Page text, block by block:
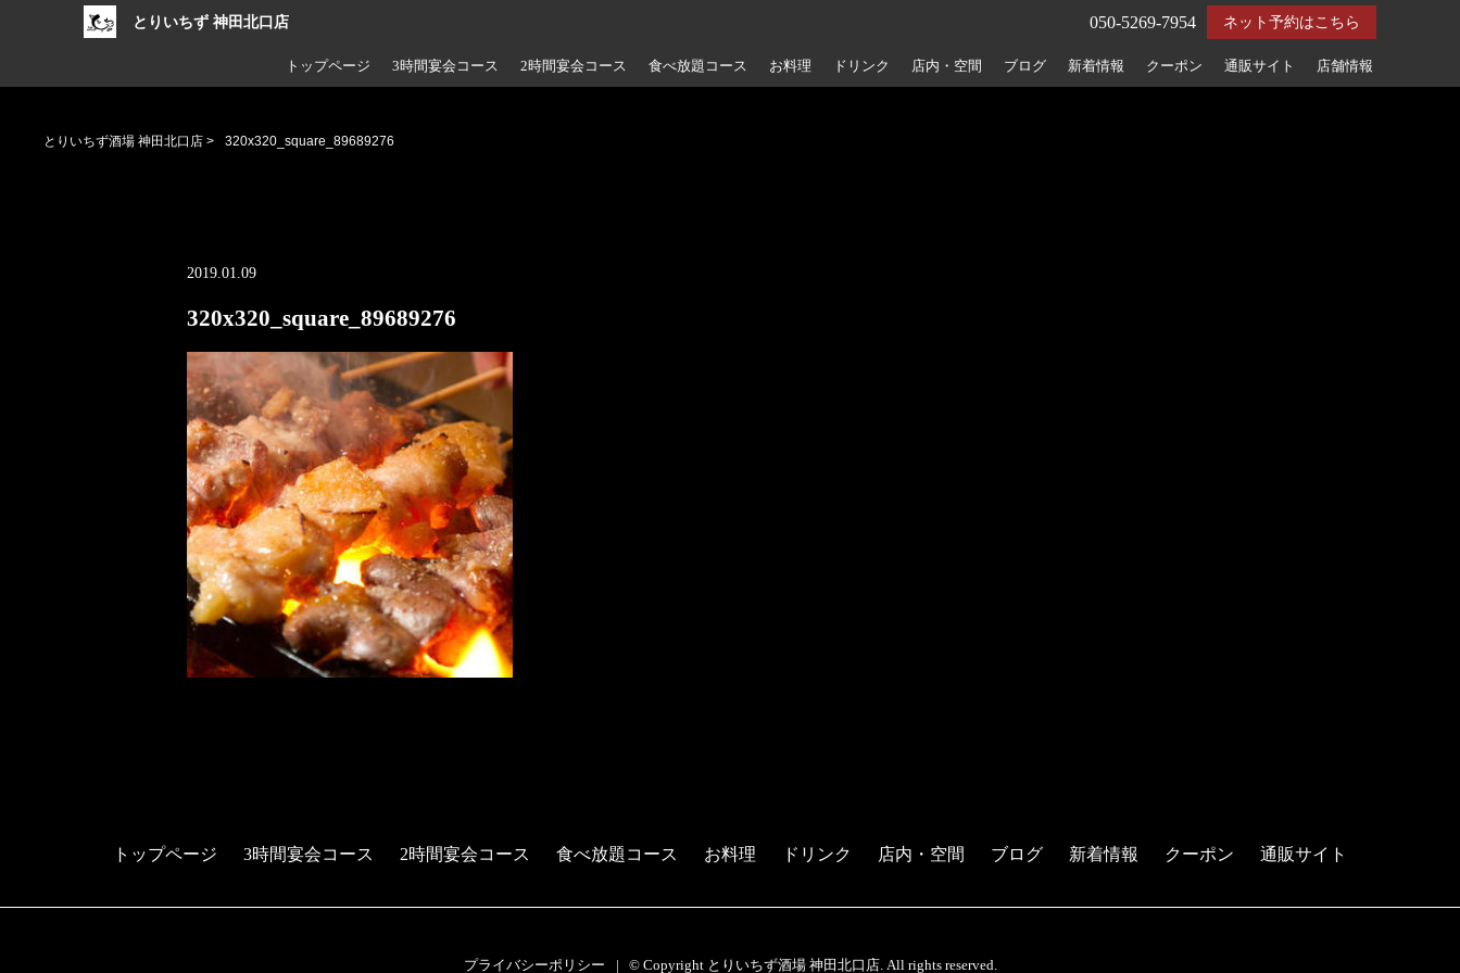
とりいちず 神田北口店 ネット予約はこちら
050-5269-7954
トップページ 3時間宴会コース 2時間宴会コース 食べ放題コース お料理 ドリンク 店内・空間 ブログ 新着情報 クーポン 通販サイト 店舗情報
とりいちず酒場 神田北口店 > 320x320_square_89689276
2019.01.09
320x320_square_89689276
トップページ 3時間宴会コース 2時間宴会コース 食べ放題コース お料理 ドリンク 店内・空間 ブログ 新着情報 クーポン 通販サイト
プライバシーポリシー © Copyright とりいちず酒場 神田北口店. All rights reserved.